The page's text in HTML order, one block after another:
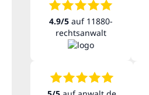
4.9/5auf 11880-
rechtsanwalt